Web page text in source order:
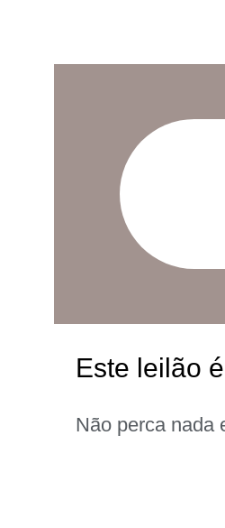
Este leilão
Não perca nada